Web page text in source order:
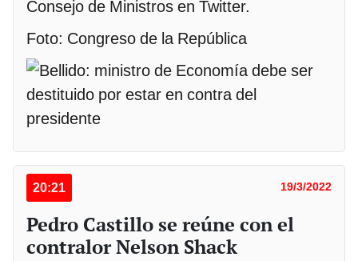
Consejo de Ministros en Twitter.
Foto: Congreso de la República
20:21 19/3/2022
Pedro Castillo se reúne con el
contralor Nelson Shack